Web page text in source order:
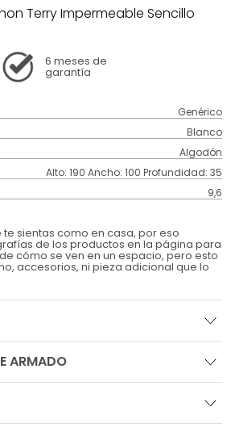
Terry Impermeable Sencillo
6 meses de
garantía
Genérico
Blanco
Algodón
Alto: 190 Ancho: 100 Profundidad: 35
9,6
te sientas como en casa, por eso
de los productos en la página para
cómo se ven en un espacio, pero esto
accesorios, ni pieza adicional que lo
ARMADO